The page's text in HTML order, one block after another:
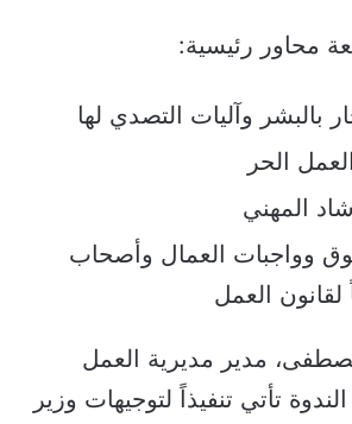
محاور رئيسية:
بالبشر وآليات التصدي لها
الحر
المهني
وواجبات العمال وأصحاب
لقانون العمل
مدير مديرية العمل
تأتي تنفيذاً لتوجيهات وزير